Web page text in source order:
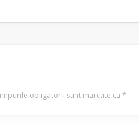
obligatorii sunt marcate cu*